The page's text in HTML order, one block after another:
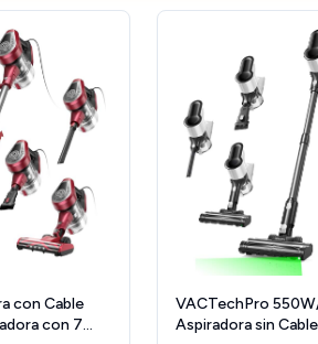
con Cable
con 7
VACTechPro
Aspiradora sin